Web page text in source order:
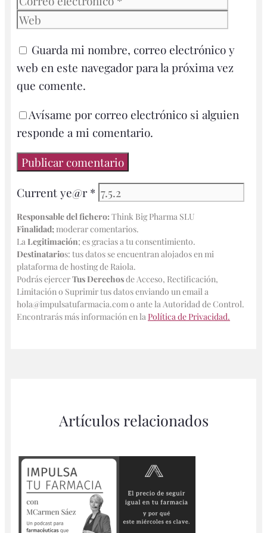
Guarda mi nombre, correo electrónico y
web en este navegador para la próxima vez
que comente.
Avísame por correo electrónico si alguien
responde a mi comentario.
Current ye@r*
Responsable del fichero: Think Big Pharma SLU
Finalidad; moderar comentarios.
La Legitimación; es gracias a tu consentimiento.
Destinatarios: tus datos se encuentran alojados en mi
plataforma de hosting de Raiola.
Podrás ejercerTus Derechosde Acceso, Rectificación,
Limitación o Suprimir tus datos enviando un email a
hola@impulsatufarmacia.com o ante la Autoridad de Control.
Encontrarás más información en la Política de Privacidad.
Artículos relacionados